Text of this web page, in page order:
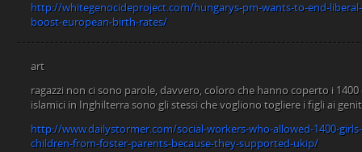
http://whitegenocideproject.com/hungarys-pm-wants-to-end-
boost-european-birth-rates/
art
ragazzi non ci sono parole, davvero, coloro che hanno coperto i
islamici in Inghilterra sono gli stessi che vogliono togliere i figli ai
http://www.dailystormer.com/social-workers-who-allowed-1400-
children-from-foster-parents-because-they-supported-ukip/